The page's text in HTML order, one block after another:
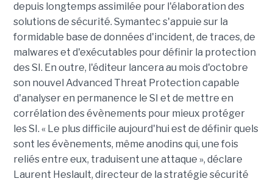
depuis longtemps assimilée pour l'élaboration des
solutions de sécurité. Symantec s'appuie sur la
formidable base de données d'incident, de traces, de
malwares et d'exécutables pour définir la protection
des SI. En outre, l'éditeur lancera au mois d'octobre
son nouvel Advanced Threat Protection capable
d'analyser en permanence le SI et de mettre en
corrélation des évènements pour mieux protéger
les SI. « Le plus difficile aujourd'hui est de définir quels
sont les évènements, même anodins qui, une fois
reliés entre eux, traduisent une attaque », déclare
Laurent Heslault, directeur de la stratégie sécurité